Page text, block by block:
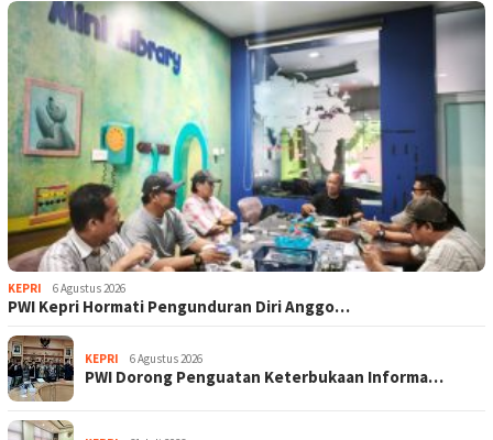
KEPRI 6 Agustus 2026
PWI Kepri Hormati Pengunduran Diri Anggo…
KEPRI 6 Agustus 2026
PWI Dorong Penguatan Keterbukaan Informa…